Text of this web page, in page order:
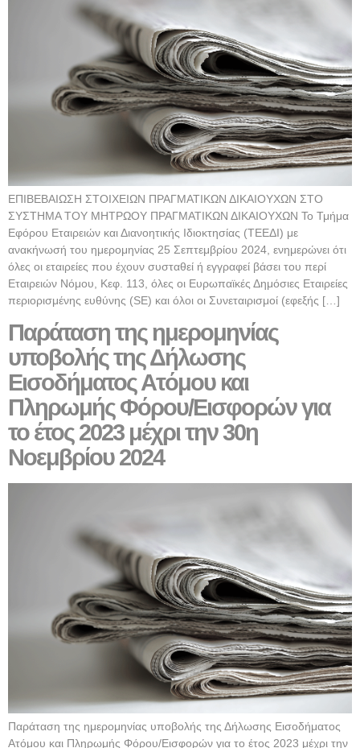
ΕΠΙΒΕΒΑΙΩΣΗ ΣΤΟΙΧΕΙΩΝ ΠΡΑΓΜΑΤΙΚΩΝ ΔΙΚΑΙΟΥΧΩΝ ΣΤΟ
ΣΥΣΤΗΜΑ ΤΟΥ ΜΗΤΡΩΟΥ ΠΡΑΓΜΑΤΙΚΩΝ ΔΙΚΑΙΟΥΧΩΝ Το Τμήμα
Εφόρου Εταιρειών και Διανοητικής Ιδιοκτησίας (ΤΕΕΔΙ) με
ανακήνωσή του ημερομηνίας 25 Σεπτεμβρίου 2024, ενημερώνει ότι
όλες οι εταιρείες που έχουν συσταθεί ή εγγραφεί βάσει του περί
Εταιρειών Νόμου, Κεφ. 113, όλες οι Ευρωπαϊκές Δημόσιες Εταιρείες
περιορισμένης ευθύνης (SE) και όλοι οι Συνεταιρισμοί (εφεξής […]
Παράταση της ημερομηνίας
υποβολής της Δήλωσης
Εισοδήματος Ατόμου και
Πληρωμής Φόρου/Εισφορών για
το έτος 2023 μέχρι την 30η
Νοεμβρίου 2024
Παράταση της ημερομηνίας υποβολής της Δήλωσης Εισοδήματος
Ατόμου και Πληρωμής Φόρου/Εισφορών για το έτος 2023 μέχρι την